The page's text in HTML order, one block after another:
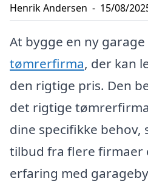
Henrik Andersen - 15/08/
At bygge en ny
tømrerfirma, der kan
den rigtige pris. Den
det rigtige
dine specifikke behov,
tilbud fra flere firmaer
erfaring med